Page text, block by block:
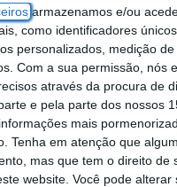
armazenamos e/ou
como identificadores
personalizados, medição
Com a sua permissão, nós
através da procura de
e pela parte dos nossos
mais
Tenha em atenção que
mas que tem o direito
website. Você pode